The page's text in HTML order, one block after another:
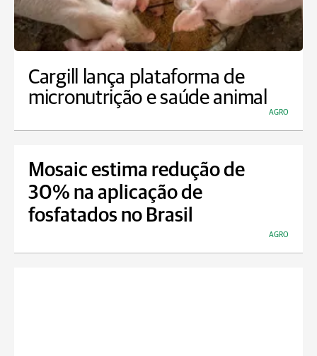
Cargill lança plataforma de
micronutrição e saúde animal
AGRO
Mosaic estima redução de
30% na aplicação de
fosfatados no Brasil
AGRO